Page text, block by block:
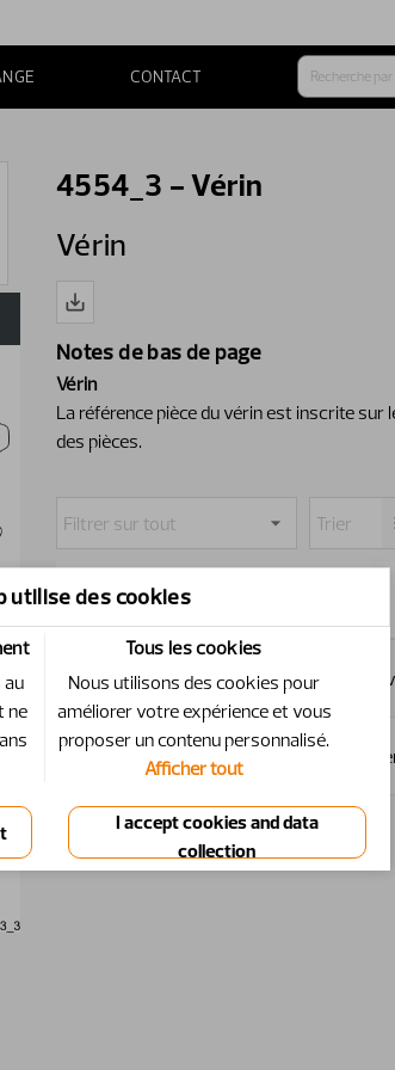
CONTACT
4554_3 - Vérin
Vérin
Notes de bas de page
Vérin
La référence pièce du vérin est inscrite
des pièces.
Id Numéro
1 12712310-1 2 Vérin de
12712710-1 2 Vérin de
utilise des cookies
au
ne
Tous les cookies
Nous utilisons des cookies pour
améliorer votre expérience et vous
proposer un contenu personnalisé.
Afficher tout